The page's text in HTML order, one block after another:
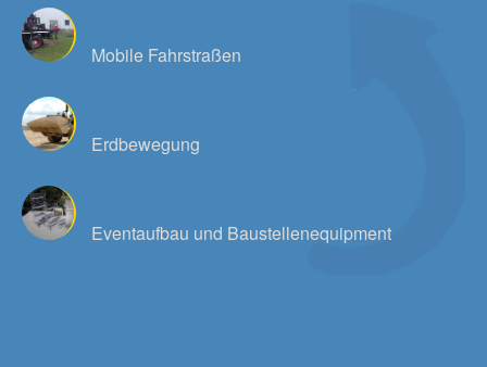
Mobile Fahrstraßen
Erdbewegung
Eventaufbau und Baustellenequipment